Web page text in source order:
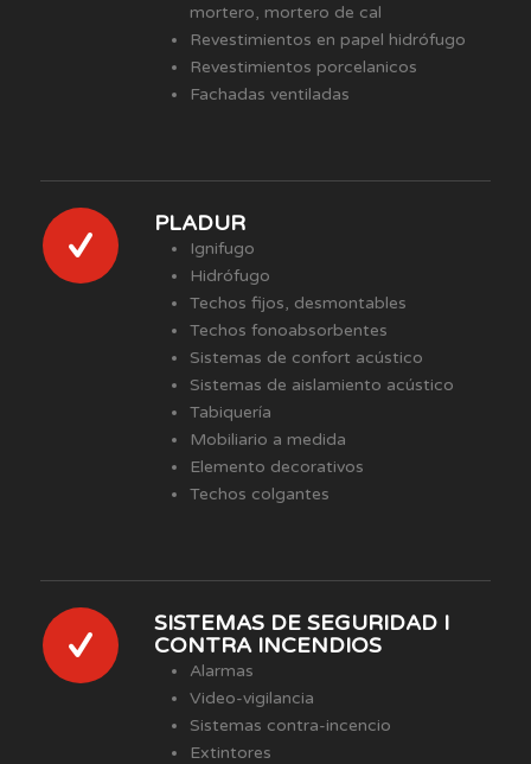
mortero, mortero de cal
Revestimientos en papel hidrófugo
Revestimientos porcelanicos
Fachadas ventiladas
PLADUR
Ignifugo
Hidrófugo
Techos fijos, desmontables
Techos fonoabsorbentes
Sistemas de confort acústico
Sistemas de aislamiento acústico
Tabiquería
Mobiliario a medida
Elemento decorativos
Techos colgantes
SISTEMAS DE SEGURIDAD I
CONTRA INCENDIOS
Alarmas
Video-vigilancia
Sistemas contra-incencio
Extintores